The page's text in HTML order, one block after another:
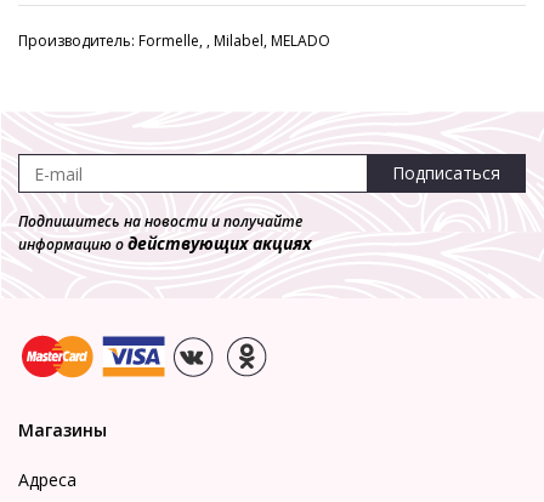
Производитель: Formelle, , Milabel, MELADO
Подписаться
Подпишитесь на новости и получайте
информацию одействующих акциях
Магазины
Адреса